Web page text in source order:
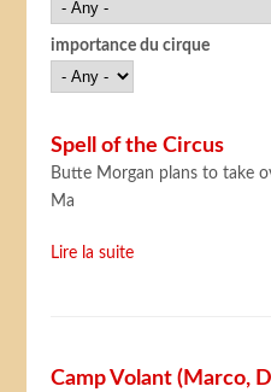
importance du cirque
Spell of the Circus
Butte Morgan plans to take
Ma
Lire la suite
Camp Volant (Marco,